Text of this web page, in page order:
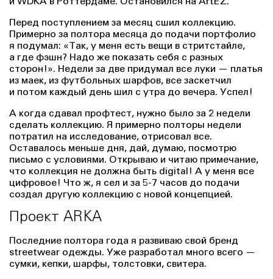
Перед поступлением за месяц сшил коллекцию.
Примерно за полтора месяца до подачи портфолио
я подумал: «Так, у меня есть вещи в стритстайле,
а где фэшн? Надо же показать себя с разных
сторон!». Недели за две придумал все луки — платья
из маек, из футбольных шарфов, все заскетчил
и потом каждый день шил с утра до вечера. Успел!
А когда сдавал профтест, нужно было за 2 недели
сделать коллекцию. Я примерно полторы недели
потратил на исследование, отрисовал все.
Оставалось меньше дня, дай, думаю, посмотрю
письмо с условиями. Открываю и читаю примечание,
что коллекция не должна быть digital! А у меня все
цифровое! Что ж, я сел и за 5-7 часов до подачи
создал другую коллекцию с новой концепцией.
Проект ARKA
Последние полтора года я развиваю свой бренд
streetwear одежды. Уже разработал много всего —
сумки, кепки, шарфы, толстовки, свитера.